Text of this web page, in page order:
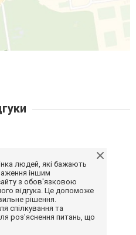
людей, які бажають
іншим
з обов'язковою
відгука. Це допоможе
рішення.
спілкування та
роз'яснення питань, що